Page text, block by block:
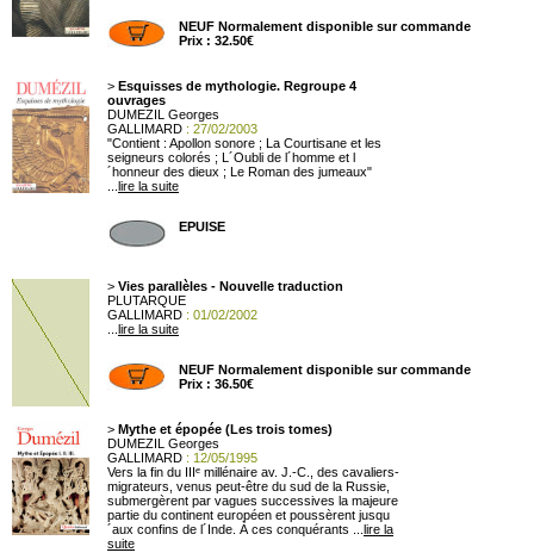
NEUF Normalement disponible sur commande
Prix : 32.50€
> Esquisses de mythologie. Regroupe 4
ouvrages
DUMEZIL Georges
GALLIMARD : 27/02/2003
"Contient : Apollon sonore ; La Courtisane et les
seigneurs colorés ; L´Oubli de l´homme et l
´honneur des dieux ; Le Roman des jumeaux"
lire la suite
EPUISE
> Vies parallèles - Nouvelle traduction
PLUTARQUE
GALLIMARD : 01/02/2002
lire la suite
NEUF Normalement disponible sur commande
Prix : 36.50€
> Mythe et épopée (Les trois tomes)
DUMEZIL Georges
GALLIMARD : 12/05/1995
Vers la fin du IIIᵉ millénaire av. J.-C., des cavaliers-
migrateurs, venus peut-être du sud de la Russie,
submergèrent par vagues successives la majeure
partie du continent européen et poussèrent jusqu
´aux confins de l´Inde. À ces conquérants ... lire la
suite